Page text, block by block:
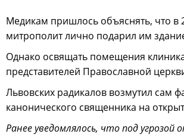
Медикам пришлось объяснять, что в
митрополит лично подарил им
Однако освящать помещения
представителей Православной
Львовских радикалов возмутил сам
канонического священника на
Ранее уведомлялось, что под угрозой